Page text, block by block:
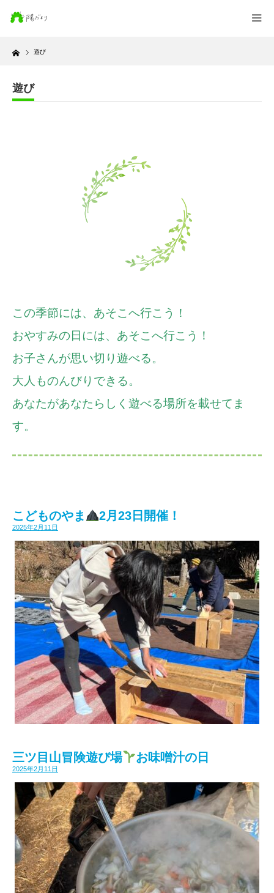
Home 遊び
遊び
この季節には、あそこへ行こう！
おやすみの日には、あそこへ行こう！
お子さんが思い切り遊べる。
大人ものんびりできる。
あなたがあなたらしく遊べる場所を載せてま
す。
こどものやま 2月23日開催！
2025年2月11日
三ツ目山冒険遊び場 お味噌汁の日
2025年2月11日